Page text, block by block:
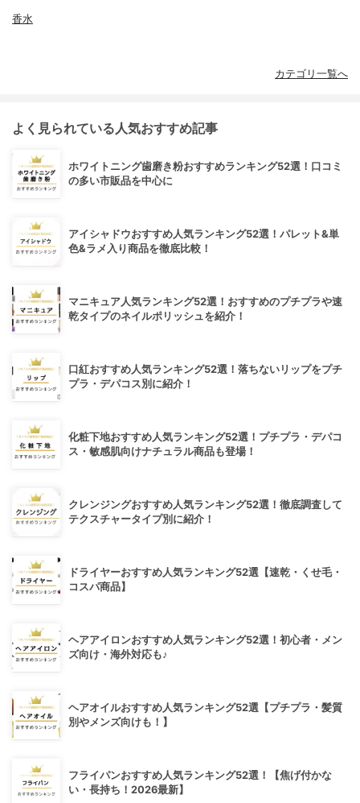
香水
カテゴリ一覧へ
よく見られている人気おすすめ記事
ホワイトニング歯磨き粉おすすめランキング52選！口コミ
の多い市販品を中心に
アイシャドウおすすめ人気ランキング52選！パレット&単
色&ラメ入り商品を徹底比較！
マニキュア人気ランキング52選！おすすめのプチプラや速
乾タイプのネイルポリッシュを紹介！
口紅おすすめ人気ランキング52選！落ちないリップをプチ
プラ・デパコス別に紹介！
化粧下地おすすめ人気ランキング52選！プチプラ・デパコ
ス・敏感肌向けナチュラル商品も登場！
クレンジングおすすめ人気ランキング52選！徹底調査して
テクスチャータイプ別に紹介！
ドライヤーおすすめ人気ランキング52選【速乾・くせ毛・
コスパ商品】
ヘアアイロンおすすめ人気ランキング52選！初心者・メン
ズ向け・海外対応も♪
ヘアオイルおすすめ人気ランキング52選【プチプラ・髪質
別やメンズ向けも！】
フライパンおすすめ人気ランキング52選！【焦げ付かな
い・長持ち！2026最新】